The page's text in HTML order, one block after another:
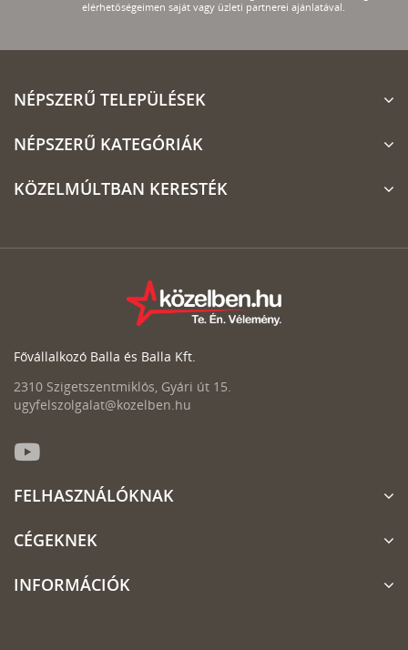
elérhetőségeimen saját vagy üzleti partnerei ajánlatával.
NÉPSZERŰ TELEPÜLÉSEK
NÉPSZERŰ KATEGÓRIÁK
KÖZELMÚLTBAN KERESTÉK
Fővállalkozó Balla és Balla Kft.
2310 Szigetszentmiklós, Gyári út 15.
ugyfelszolgalat@kozelben.hu
FELHASZNÁLÓKNAK
CÉGEKNEK
INFORMÁCIÓK